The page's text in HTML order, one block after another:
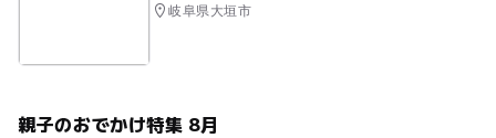
岐阜県大垣市
親子のおでかけ特集 8月